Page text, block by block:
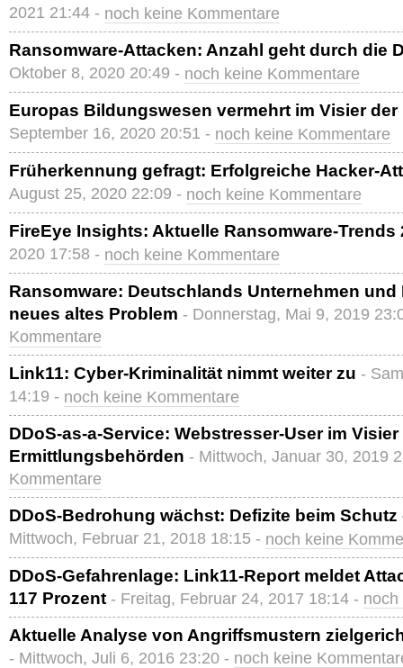
2021 21:44 - noch keine Kommentare
Ransomware-Attacken: Anzahl geht durch die
Oktober 8, 2020 20:49 - noch keine Kommentare
Europas Bildungswesen vermehrt im Visier der
September 16, 2020 20:51 - noch keine Kommentare
Früherkennung gefragt: Erfolgreiche Hacker-
August 25, 2020 22:09 - noch keine Kommentare
FireEye Insights: Aktuelle Ransomware-Trends
2020 17:58 - noch keine Kommentare
Ransomware: Deutschlands Unternehmen
neues altes Problem - Donnerstag, Mai 9, 2019
Kommentare
Link11: Cyber-Kriminalität nimmt weiter zu -
14:19 - noch keine Kommentare
DDoS-as-a-Service: Webstresser-User im Visier
Ermittlungsbehörden - Mittwoch, Januar 30, 2019
Kommentare
DDoS-Bedrohung wächst: Defizite beim
Mittwoch, Februar 21, 2018 18:15 - noch keine
DDoS-Gefahrenlage: Link11-Report meldet
117 Prozent - Freitag, Februar 24, 2017 18:14 - noch
Aktuelle Analyse von Angriffsmustern
- Mittwoch, Juli 6, 2016 23:20 - noch keine